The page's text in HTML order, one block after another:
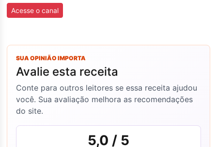
Acesse o canal
SUA OPINIÃO IMPORTA
Avalie esta receita
Conte para outros leitores se essa receita ajudou
você. Sua avaliação melhora as recomendações
do site.
5,0 / 5